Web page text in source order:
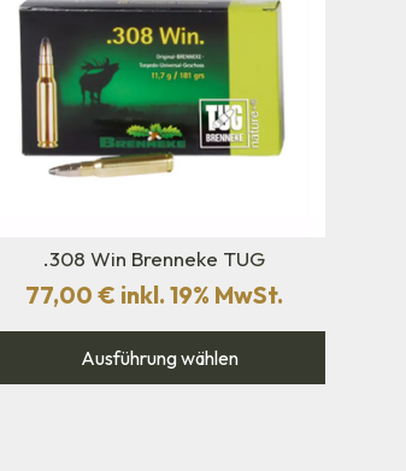
.308 Win Brenneke TUG
77,00€ inkl. 19% MwSt.
Ausführung wählen